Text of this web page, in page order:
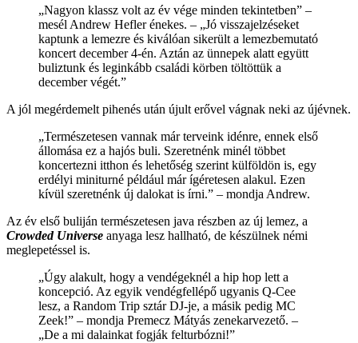
„Nagyon klassz volt az év vége minden tekintetben” –
mesél Andrew Hefler énekes. – „Jó visszajelzéseket
kaptunk a lemezre és kiválóan sikerült a lemezbemutató
koncert december 4-én. Aztán az ünnepek alatt együtt
buliztunk és leginkább családi körben töltöttük a
december végét.”
A jól megérdemelt pihenés után újult erővel vágnak neki az újévnek.
„Természetesen vannak már terveink idénre, ennek első
állomása ez a hajós buli. Szeretnénk minél többet
koncertezni itthon és lehetőség szerint külföldön is, egy
erdélyi miniturné például már ígéretesen alakul. Ezen
kívül szeretnénk új dalokat is írni.” – mondja Andrew.
Az év első buliján természetesen java részben az új lemez, a
Crowded Universe anyaga lesz hallható, de készülnek némi
meglepetéssel is.
„Úgy alakult, hogy a vendégeknél a hip hop lett a
koncepció. Az egyik vendégfellépő ugyanis Q-Cee
lesz, a Random Trip sztár DJ-je, a másik pedig MC
Zeek!” – mondja Premecz Mátyás zenekarvezető. –
„De a mi dalainkat fogják felturbózni!”